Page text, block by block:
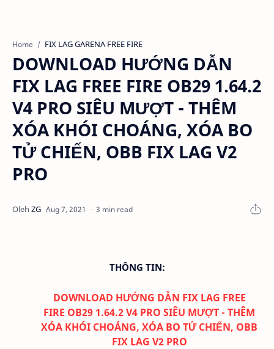
Home FIX LAG GARENA FREE FIRE
DOWNLOAD HƯỚNG DẪN
FIX LAG FREE FIRE OB29 1.64.2
V4 PRO SIÊU MƯỢT - THÊM
XÓA KHÓI CHOÁNG, XÓA BO
TỬ CHIẾN, OBB FIX LAG V2
PRO
3 min read
THÔNG TIN:
DOWNLOAD HƯỚNG DẪN FIX LAG FREE
FIRE OB29 1.64.2V4 PRO SIÊU MƯỢT - THÊM
XÓA KHÓI CHOÁNG, XÓA BO TỬ CHIẾN, OBB
FIX LAG V2 PRO